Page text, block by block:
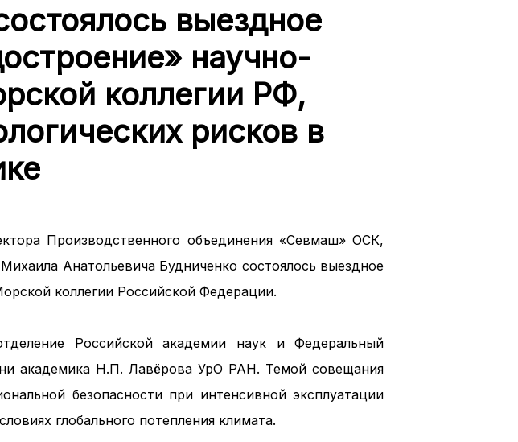
выездное
научно-
коллегии РФ,
рисков в
Производственного объединения «Севмаш» ОСК,
Анатольевича Будниченко состоялось выездное
коллегии Российской Федерации.
Российской академии наук и Федеральный
академика Н.П. Лавёрова УрО РАН. Темой совещания
безопасности при интенсивной эксплуатации
глобального потепления климата.